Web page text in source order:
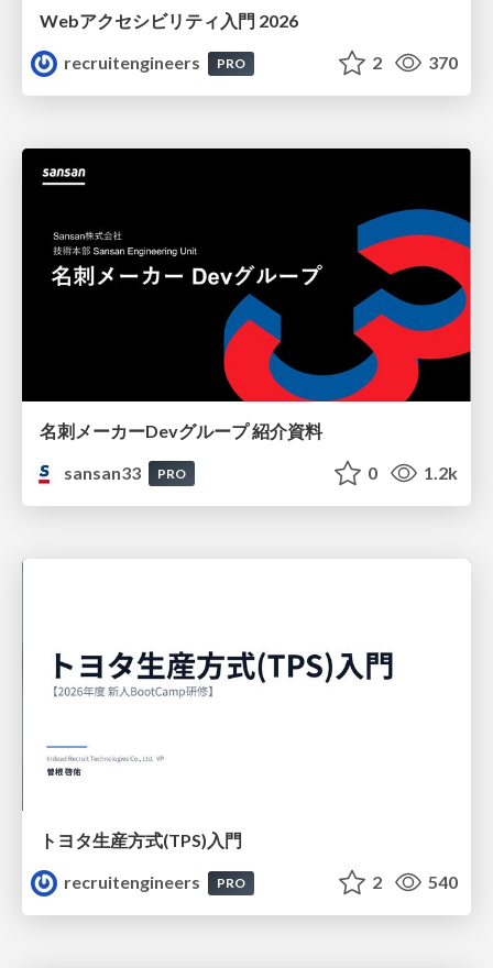
Webアクセシビリティ入門 2026
recruitengineers
PRO 2 370
名刺メーカーDevグループ 紹介資料
sansan33
PRO 0 1.2k
トヨタ⽣産⽅式(TPS)⼊⾨
recruitengineers
PRO 2 540